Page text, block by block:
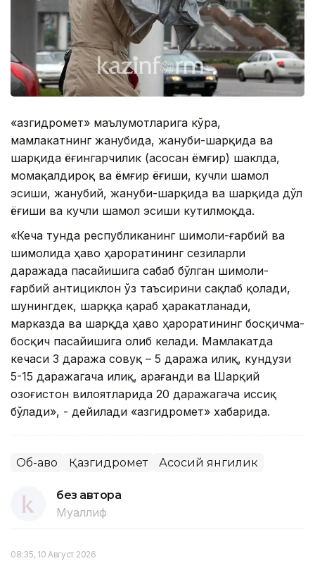
«Қазгидромет» маълумотларига кўра,
мамлакатнинг жанубида, жануби-шарқида ва
шарқида ёғингарчилик (асосан ёмғир) шаклда,
момақалдироқ ва ёмғир ёғиши, кучли шамол
эсиши, жанубий, жануби-шарқида ва шарқида дўл
ёғиши ва кучли шамол эсиши кутилмоқда.
«Кеча тунда республиканинг шимоли-ғарбий ва
шимолида ҳаво ҳароратининг сезиларли
даражада пасайишига сабаб бўлган шимоли-
ғарбий антициклон ўз таъсирини сақлаб қолади,
шунингдек, шарққа қараб ҳаракатланади,
марказда ва шарқда ҳаво ҳароратининг босқичма-
босқич пасайишига олиб келади. Мамлакатда
кечаси 3 даража совуқ – 5 даража илиқ, кундузи
5-15 даражагача илиқ, Қарағанди ва Шарқий
Қозоғистон вилоятларида 20 даражагача иссиқ
бўлади», - дейилади «Қазгидромет» хабарида.
Об-ҳаво Қазгидромет Асосий янгилик
без автора
Муаллиф
08:35, 10 Август 2026